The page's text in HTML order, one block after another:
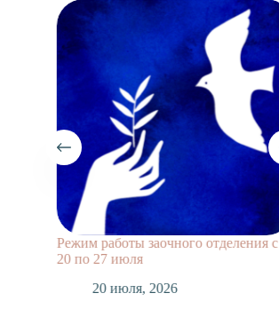
Режим работы заочного отделения с
20 по 27 июля
20 июля, 2026